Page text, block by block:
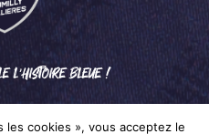
L'HISTOIRE BLEUE !
les cookies », vous acceptez le